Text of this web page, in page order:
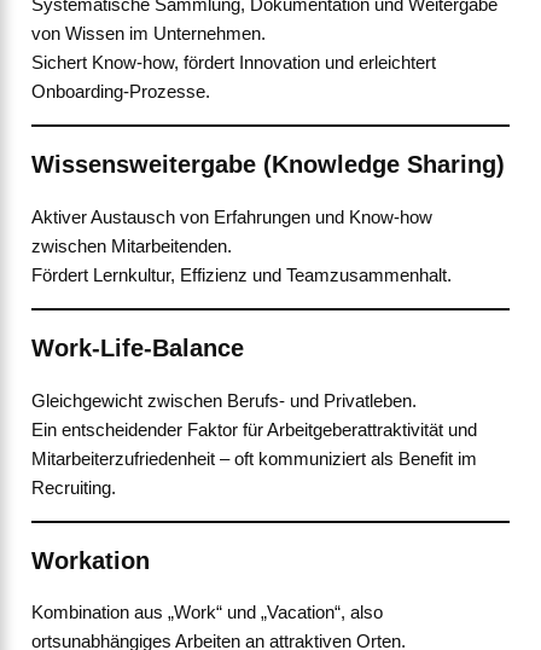
von Wissen im Unternehmen.
Sichert Know-how, fördert Innovation und erleichtert
Onboarding-Prozesse.
Wissensweitergabe (Knowledge Sharing)
Aktiver Austausch von Erfahrungen und Know-how
zwischen Mitarbeitenden.
Fördert Lernkultur, Effizienz und Teamzusammenhalt.
Work-Life-Balance
Gleichgewicht zwischen Berufs- und Privatleben.
Ein entscheidender Faktor für Arbeitgeberattraktivität und
Mitarbeiterzufriedenheit – oft kommuniziert als Benefit im
Recruiting.
Workation
Kombination aus „Work“ und „Vacation“, also
ortsunabhängiges Arbeiten an attraktiven Orten.